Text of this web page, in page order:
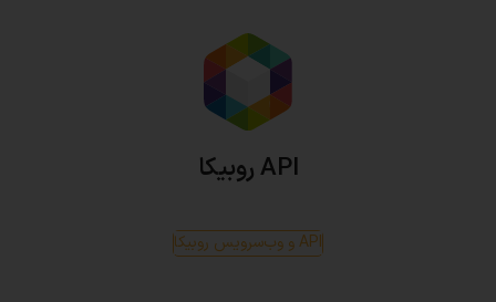
API روبیکا
API و وب‌سرویس روبیکا